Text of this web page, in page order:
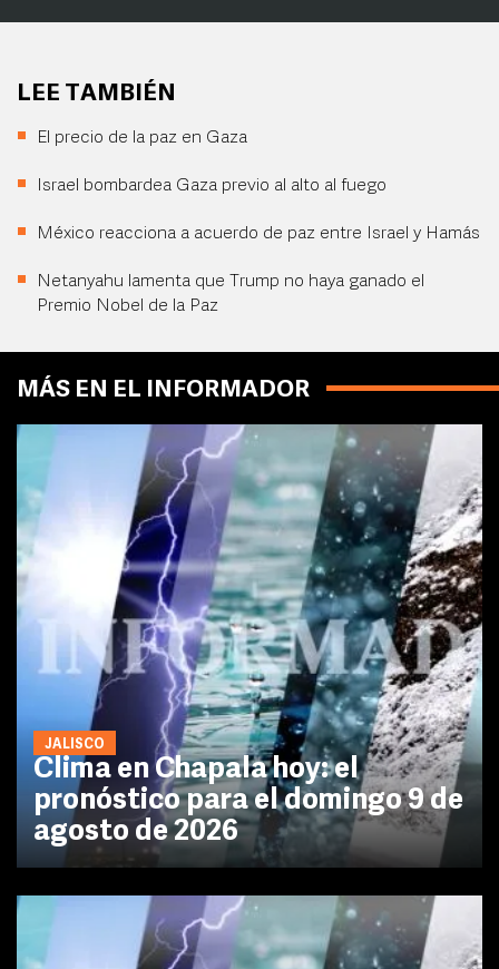
LEE TAMBIÉN
El precio de la paz en Gaza
Israel bombardea Gaza previo al alto al fuego
México reacciona a acuerdo de paz entre Israel y Hamás
Netanyahu lamenta que Trump no haya ganado el
Premio Nobel de la Paz
MÁS EN EL INFORMADOR
JALISCO
Clima en Chapala hoy: el
pronóstico para el domingo 9 de
agosto de 2026